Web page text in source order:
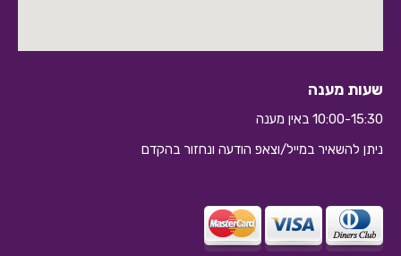
שעות מענה
10:00-15:30 באין מענה
ניתן להשאיר במייל/וצאפ הודעה ונחזור בהקדם